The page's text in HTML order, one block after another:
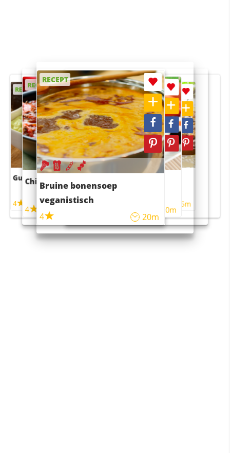
RECEPT
Guacamole
4
RECEPT
Chili con carne
4 45m
RECEPT
Bruine bonensoep
veganistisch
4
20m
RECEPT
Sushi rijstsalade
maaltijdsalade
40m
RECEPT
4 55m